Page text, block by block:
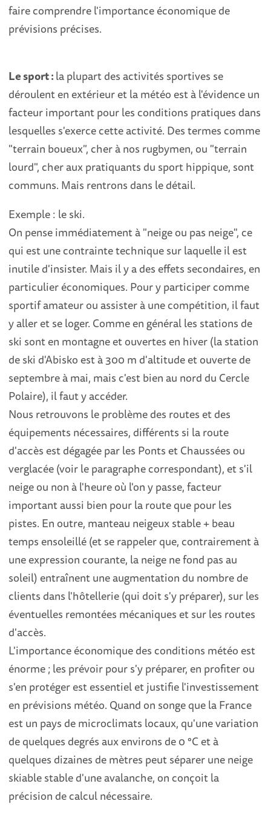
faire comprendre l'importance économique de
prévisions précises.
Le sport :la plupart des activités sportives se
déroulent en extérieur et la météo est à l'évidence un
facteur important pour les conditions pratiques dans
lesquelles s'exerce cette activité. Des termes comme
"terrain boueux", cher à nos rugbymen, ou "terrain
lourd", cher aux pratiquants du sport hippique, sont
communs. Mais rentrons dans le détail.
Exemple : le ski.
On pense immédiatement à "neige ou pas neige", ce
qui est une contrainte technique sur laquelle il est
inutile d'insister. Mais il y a des effets secondaires, en
particulier économiques. Pour y participer comme
sportif amateur ou assister à une compétition, il faut
y aller et se loger. Comme en général les stations de
ski sont en montagne et ouvertes en hiver (la station
de ski d'Abisko est à 300 m d'altitude et ouverte de
septembre à mai, mais c'est bien au nord du Cercle
Polaire), il faut y accéder.
Nous retrouvons le problème des routes et des
équipements nécessaires, différents si la route
d'accès est dégagée par les Ponts et Chaussées ou
verglacée (voir le paragraphe correspondant), et s'il
neige ou non à l'heure où l'on y passe, facteur
important aussi bien pour la route que pour les
pistes. En outre, manteau neigeux stable + beau
temps ensoleillé (et se rappeler que, contrairement à
une expression courante, la neige ne fond pas au
soleil) entraînent une augmentation du nombre de
clients dans l'hôtellerie (qui doit s'y préparer), sur les
éventuelles remontées mécaniques et sur les routes
d'accès.
L'importance économique des conditions météo est
énorme ; les prévoir pour s'y préparer, en profiter ou
s'en protéger est essentiel et justifie l'investissement
en prévisions météo. Quand on songe que la France
est un pays de microclimats locaux, qu'une variation
de quelques degrés aux environs de 0 °C et à
quelques dizaines de mètres peut séparer une neige
skiable stable d'une avalanche, on conçoit la
précision de calcul nécessaire.